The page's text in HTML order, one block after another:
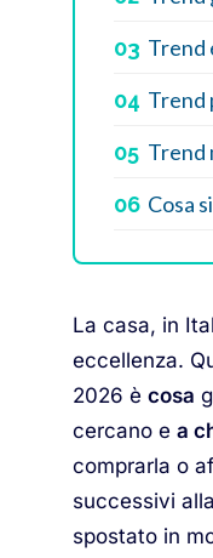
03 Trend
04 Trend
05 Trend
06 Cosa
La casa, in
eccellenza.
2026 è cosa
cercano e a
comprarla o
successivi
spostato in